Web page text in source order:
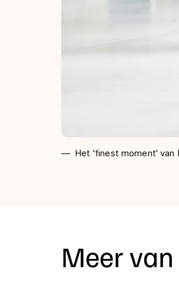
Het 'finest moment' van
Meer